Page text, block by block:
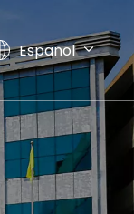
Español
English